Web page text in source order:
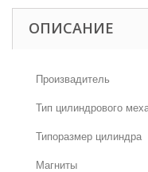
ОПИСАНИЕ
Произвадитель
Тип цилиндрового
Типоразмер цилиндра
Магниты